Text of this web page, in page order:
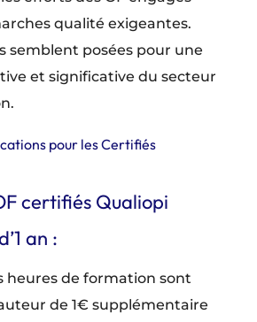
qualité exigeantes.
semblent posées pour une
et significative du secteur
pour les Certifiés
certifiés Qualiopi
an :
heures de formation sont
de 1€ supplémentaire